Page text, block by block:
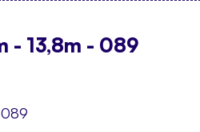
- 13,8m - 089